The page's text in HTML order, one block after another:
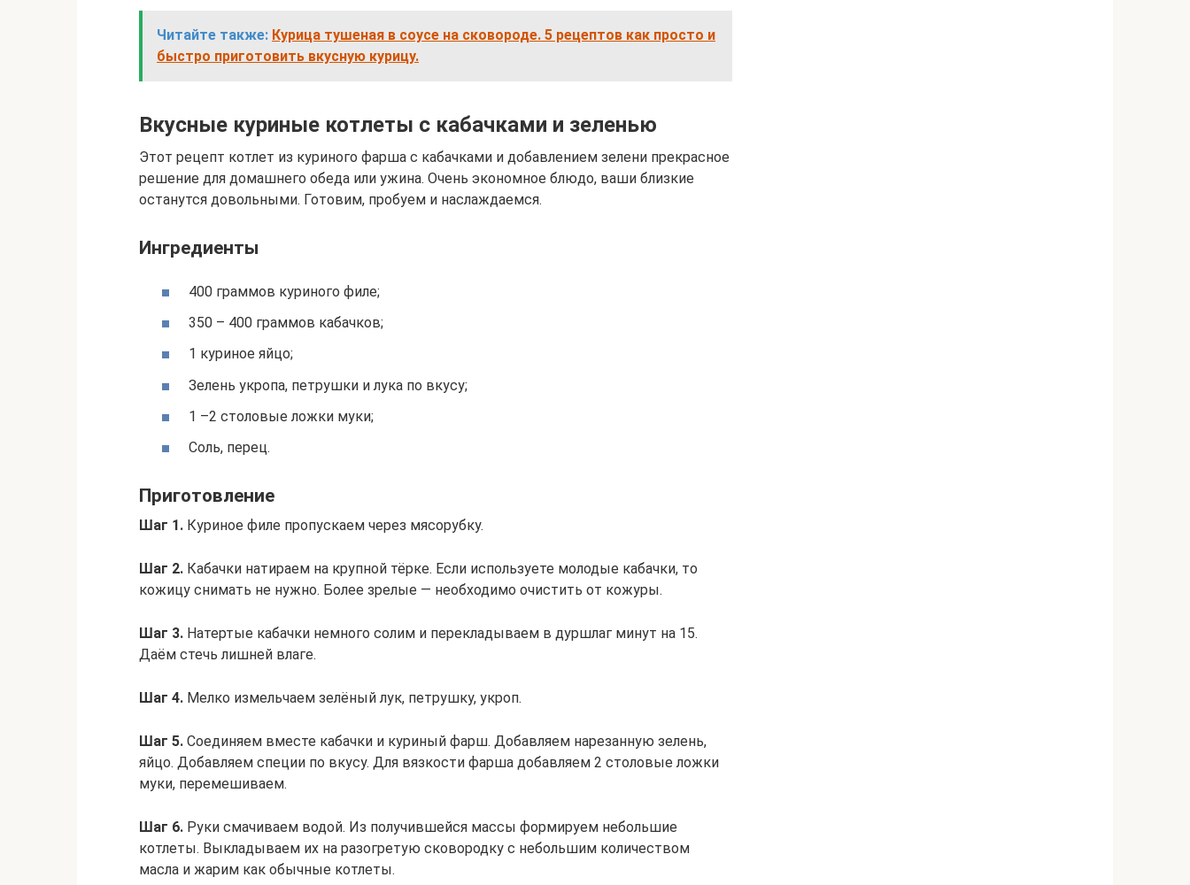
Читайте также: Курица тушеная в соусе на сковороде. 5 рецептов как просто и
быстро приготовить вкусную курицу.
Вкусные куриные котлеты с кабачками и зеленью
Этот рецепт котлет из куриного фарша с кабачками и добавлением зелени прекрасное
решение для домашнего обеда или ужина. Очень экономное блюдо, ваши близкие
останутся довольными. Готовим, пробуем и наслаждаемся.
Ингредиенты
400 граммов куриного филе;
350 – 400 граммов кабачков;
1 куриное яйцо;
Зелень укропа, петрушки и лука по вкусу;
1 –2 столовые ложки муки;
Соль, перец.
Приготовление
Шаг 1. Куриное филе пропускаем через мясорубку.
Шаг 2. Кабачки натираем на крупной тёрке. Если используете молодые кабачки, то
кожицу снимать не нужно. Более зрелые — необходимо очистить от кожуры.
Шаг 3. Натертые кабачки немного солим и перекладываем в дуршлаг минут на 15.
Даём стечь лишней влаге.
Шаг 4. Мелко измельчаем зелёный лук, петрушку, укроп.
Шаг 5. Соединяем вместе кабачки и куриный фарш. Добавляем нарезанную зелень,
яйцо. Добавляем специи по вкусу. Для вязкости фарша добавляем 2 столовые ложки
муки, перемешиваем.
Шаг 6. Руки смачиваем водой. Из получившейся массы формируем небольшие
котлеты. Выкладываем их на разогретую сковородку с небольшим количеством
масла и жарим как обычные котлеты.